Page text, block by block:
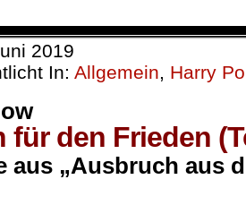
2019
In: Allgemein, Harry
für den Frieden
aus „Ausbruch aus